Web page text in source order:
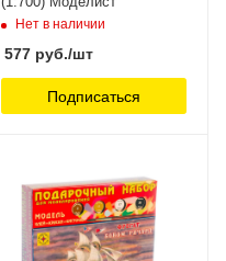
Нет в наличии
577руб./шт
Подписаться